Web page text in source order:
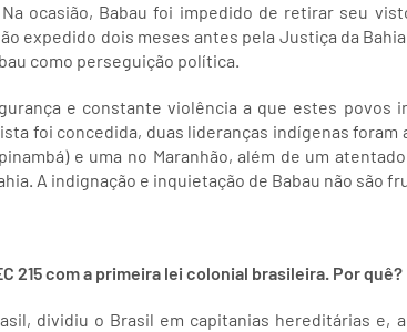
ocasião, Babau foi impedido de retirar seu
expedido dois meses antes pela Justiça da
como perseguição política.
e constante violência a que estes povos
foi concedida, duas lideranças indígenas foram
e uma no Maranhão, além de um
A indignação e inquietação de Babau não são
215 com a primeira lei colonial brasileira. Por quê?
dividiu o Brasil em capitanias hereditárias e,